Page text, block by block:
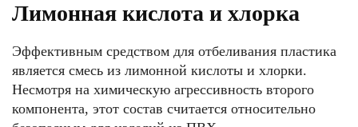
Лимонная кислота и хлорка
Эффективным средством для отбеливания пластика
является смесь из лимонной кислоты и хлорки.
Несмотря на химическую агрессивность второго
компонента, этот состав считается относительно